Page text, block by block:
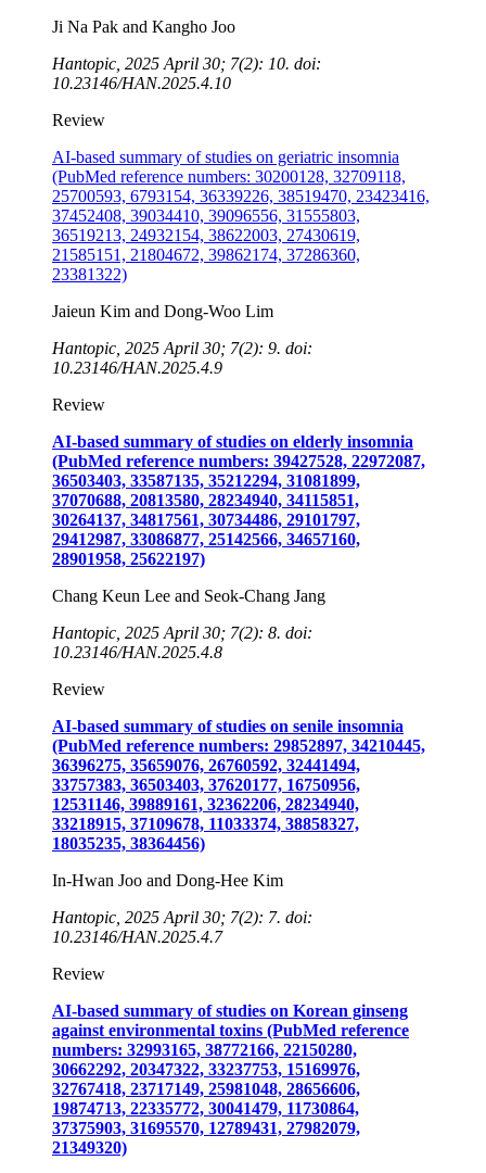
Ji Na Pak and Kangho Joo
Hantopic, 2025 April 30; 7(2): 10. doi:
10.23146/HAN.2025.4.10
Review
AI-based summary of studies on geriatric insomnia
(PubMed reference numbers: 30200128, 32709118,
25700593, 6793154, 36339226, 38519470, 23423416,
37452408, 39034410, 39096556, 31555803,
36519213, 24932154, 38622003, 27430619,
21585151, 21804672, 39862174, 37286360,
23381322)
Jaieun Kim and Dong-Woo Lim
Hantopic, 2025 April 30; 7(2): 9. doi:
10.23146/HAN.2025.4.9
Review
AI-based summary of studies on elderly insomnia
(PubMed reference numbers: 39427528, 22972087,
36503403, 33587135, 35212294, 31081899,
37070688, 20813580, 28234940, 34115851,
30264137, 34817561, 30734486, 29101797,
29412987, 33086877, 25142566, 34657160,
28901958, 25622197)
Chang Keun Lee and Seok-Chang Jang
Hantopic, 2025 April 30; 7(2): 8. doi:
10.23146/HAN.2025.4.8
Review
AI-based summary of studies on senile insomnia
(PubMed reference numbers: 29852897, 34210445,
36396275, 35659076, 26760592, 32441494,
33757383, 36503403, 37620177, 16750956,
12531146, 39889161, 32362206, 28234940,
33218915, 37109678, 11033374, 38858327,
18035235, 38364456)
In-Hwan Joo and Dong-Hee Kim
Hantopic, 2025 April 30; 7(2): 7. doi:
10.23146/HAN.2025.4.7
Review
AI-based summary of studies on Korean ginseng
against environmental toxins (PubMed reference
numbers: 32993165, 38772166, 22150280,
30662292, 20347322, 33237753, 15169976,
32767418, 23717149, 25981048, 28656606,
19874713, 22335772, 30041479, 11730864,
37375903, 31695570, 12789431, 27982079,
21349320)